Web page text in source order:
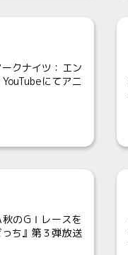
クナイツ：エン
にてアニ
秋のGⅠレースを
ち』第３弾放送